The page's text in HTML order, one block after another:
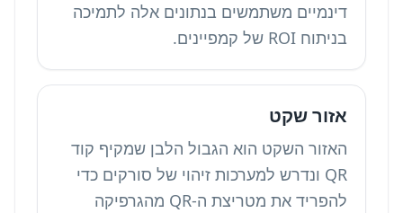
דינמיים משתמשים בנתונים אלה לתמיכה
בניתוח ROI של קמפיינים.
אזור שקט
האזור השקט הוא הגבול הלבן שמקיף קוד
QR ונדרש למערכות זיהוי של סורקים כדי
להפריד את מטריצת ה-QR מהגרפיקה